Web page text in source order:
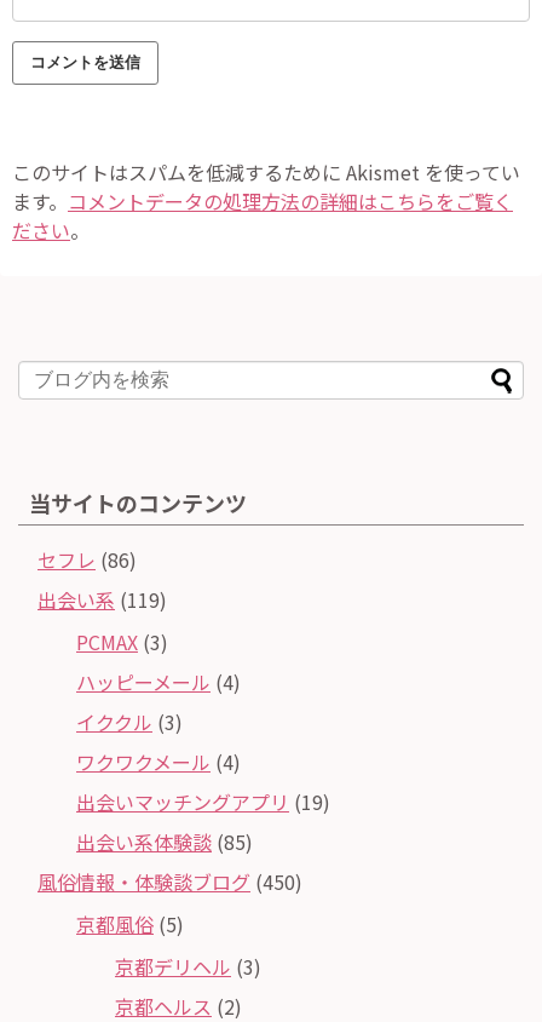
このサイトはスパムを低減するために Akismet を使ってい
ます。 コメントデータの処理方法の詳細はこちらをご覧く
ださい。
当サイトのコンテンツ
セフレ (86)
出会い系 (119)
PCMAX (3)
ハッピーメール (4)
イククル (3)
ワクワクメール (4)
出会いマッチングアプリ (19)
出会い系体験談 (85)
風俗情報・体験談ブログ (450)
京都風俗 (5)
京都デリヘル (3)
京都ヘルス (2)